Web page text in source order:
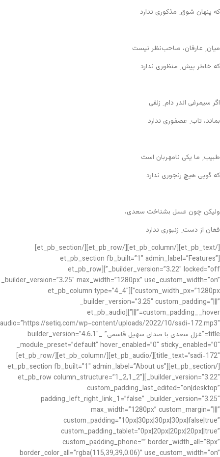
که پنهان شوق ِ مذکوری ندارد
میان ِ عارفان، صاحب‌نظر نیست
که خاطر پیش ِ منظوری ندارد
اگر سیمرغی اندر دام ِ زلفی
بماند، تاب ِ عصفوری ندارد
طبیب ِ ما یکی نامهربان است
که گویی هیچ رنجوری ندارد
ولیکن چون عسل بشناخت سعدی،
فغان از دست ِ زنبوری ندارد
[/et_pb_text][/et_pb_column][/et_pb_row][/et_pb_section]
[et_pb_section fb_built=”1″ admin_label=”Features”
_builder_version=”3.22″ locked=”off”][et_pb_row
_builder_version=”3.25″ max_width=”1280px” use_custom_width=”on”
custom_width_px=”1280px”][et_pb_column type=”4_4″
_builder_version=”3.25″ custom_padding=”|||”
custom_padding__hover=”|||”][et_pb_audio
audio=”https://setiq.com/wp-content/uploads/2022/10/sadi-172.mp3″
title=”غزل سعدی با صدای سهیل قاسمی” _builder_version=”4.6.1″
_module_preset=”default” hover_enabled=”0″ sticky_enabled=”0″
title_text=”sadi-172″][/et_pb_audio][/et_pb_column][/et_pb_row]
[/et_pb_section][et_pb_section fb_built=”1″ admin_label=”About us”
_builder_version=”3.22″][et_pb_row column_structure=”1_2,1_2″
custom_padding_last_edited=”on|desktop”
padding_left_right_link_1=”false” _builder_version=”3.25″
max_width=”1280px” custom_margin=”|||”
custom_padding=”10px|30px|30px|30px|false|true”
custom_padding_tablet=”0px|20px|20px|20px||true”
custom_padding_phone=”” border_width_all=”8px”
border_color_all=”rgba(115,39,39,0.06)” use_custom_width=”on”